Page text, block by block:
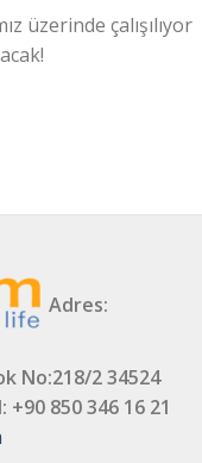
üzerinde çalışılıyor
Adres:
No:218/2 34524
+90 850 346 16 21